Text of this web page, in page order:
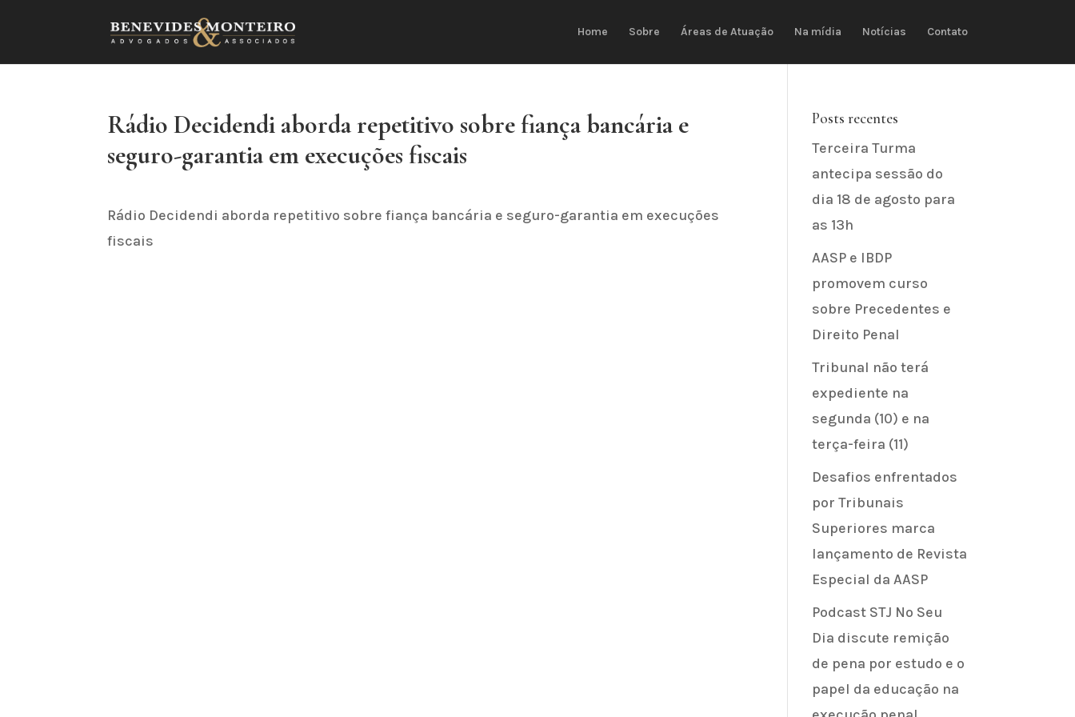
Home Sobre Áreas de Atuação Na mídia Notícias Contato
Rádio Decidendi aborda repetitivo sobre fiança bancária e
seguro-garantia em execuções fiscais
Rádio Decidendi aborda repetitivo sobre fiança bancária e seguro-garantia em execuções
fiscais
Posts recentes
Terceira Turma
antecipa sessão do
dia 18 de agosto para
as 13h
AASP e IBDP
promovem curso
sobre Precedentes e
Direito Penal
Tribunal não terá
expediente na
segunda (10) e na
terça-feira (11)
Desafios enfrentados
por Tribunais
Superiores marca
lançamento de Revista
Especial da AASP
Podcast STJ No Seu
Dia discute remição
de pena por estudo e o
papel da educação na